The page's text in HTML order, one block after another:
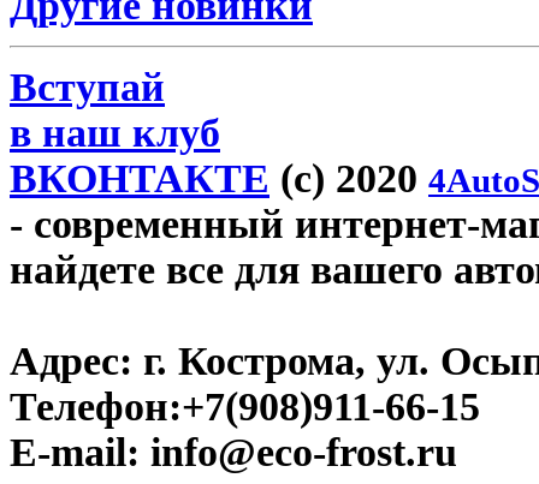
Вступай
в наш клуб
ВКОНТАКТЕ (c) 2020
- современный интернет-
найдете все для вашего
Адрес: г. Кострома, ул.
Телефон:+7(908)911-66-15
E-mail: info@eco-frost.ru